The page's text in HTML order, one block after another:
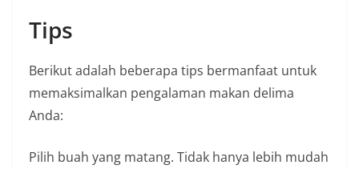
Tips
Berikut adalah beberapa tips bermanfaat untuk
memaksimalkan pengalaman makan delima
Anda:
Pilih buah yang matang. Tidak hanya lebih mudah